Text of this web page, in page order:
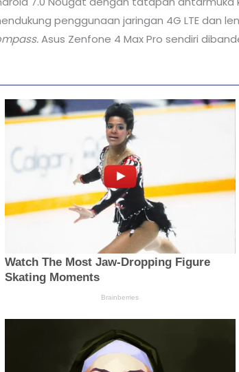
penggunaan jaringan 4G LTE dan
Asus Zenfone 4 Max Pro sendiri